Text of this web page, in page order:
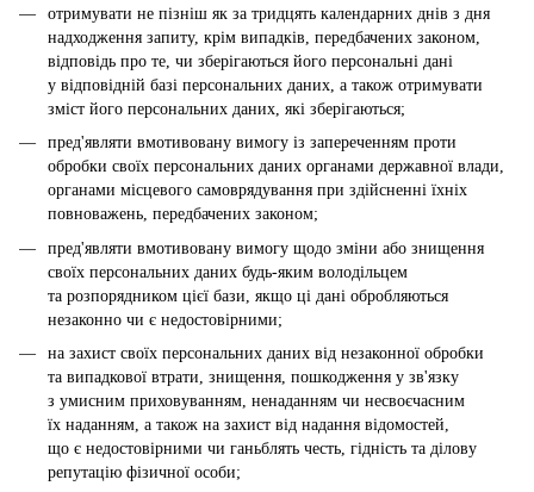
отримувати не пізніш як за тридцять календарних днів з дня
надходження запиту, крім випадків, передбачених законом,
відповідь про те, чи зберігаються його персональні дані
у відповідній базі персональних даних, а також отримувати
зміст його персональних даних, які зберігаються;
пред'являти вмотивовану вимогу із запереченням проти
обробки своїх персональних даних органами державної влади,
органами місцевого самоврядування при здійсненні їхніх
повноважень, передбачених законом;
пред'являти вмотивовану вимогу щодо зміни або знищення
своїх персональних даних будь-яким володільцем
та розпорядником цієї бази, якщо ці дані обробляються
незаконно чи є недостовірними;
на захист своїх персональних даних від незаконної обробки
та випадкової втрати, знищення, пошкодження у зв'язку
з умисним приховуванням, ненаданням чи несвоєчасним
їх наданням, а також на захист від надання відомостей,
що є недостовірними чи ганьблять честь, гідність та ділову
репутацію фізичної особи;